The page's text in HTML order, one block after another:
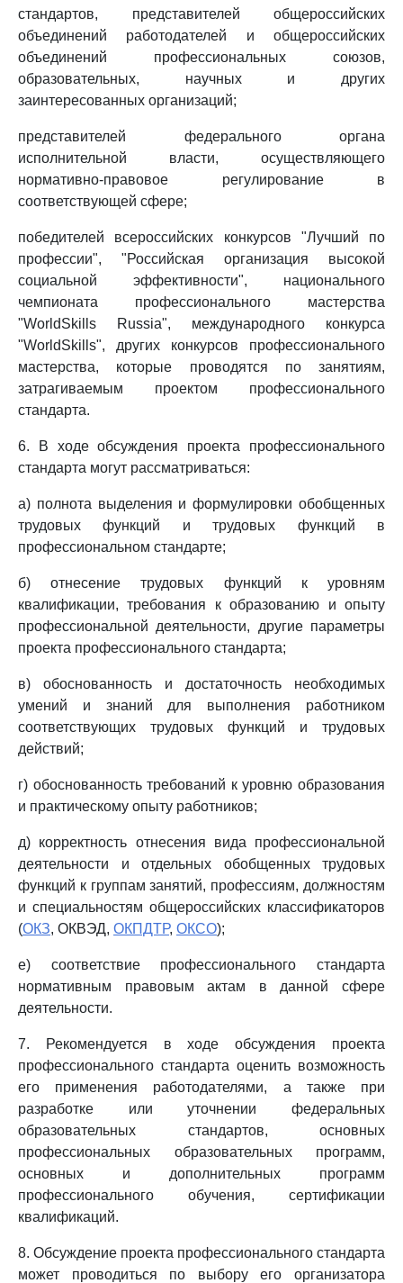
стандартов, представителей общероссийских
объединений работодателей и общероссийских
объединений профессиональных союзов,
образовательных, научных и других
заинтересованных организаций;
представителей федерального органа
исполнительной власти, осуществляющего
нормативно-правовое регулирование в
соответствующей сфере;
победителей всероссийских конкурсов "Лучший по
профессии", "Российская организация высокой
социальной эффективности", национального
чемпионата профессионального мастерства
"WorldSkills Russia", международного конкурса
"WorldSkills", других конкурсов профессионального
мастерства, которые проводятся по занятиям,
затрагиваемым проектом профессионального
стандарта.
6. В ходе обсуждения проекта профессионального
стандарта могут рассматриваться:
а) полнота выделения и формулировки обобщенных
трудовых функций и трудовых функций в
профессиональном стандарте;
б) отнесение трудовых функций к уровням
квалификации, требования к образованию и опыту
профессиональной деятельности, другие параметры
проекта профессионального стандарта;
в) обоснованность и достаточность необходимых
умений и знаний для выполнения работником
соответствующих трудовых функций и трудовых
действий;
г) обоснованность требований к уровню образования
и практическому опыту работников;
д) корректность отнесения вида профессиональной
деятельности и отдельных обобщенных трудовых
функций к группам занятий, профессиям, должностям
и специальностям общероссийских классификаторов
(ОКЗ, ОКВЭД, ОКПДТР, ОКСО);
е) соответствие профессионального стандарта
нормативным правовым актам в данной сфере
деятельности.
7. Рекомендуется в ходе обсуждения проекта
профессионального стандарта оценить возможность
его применения работодателями, а также при
разработке или уточнении федеральных
образовательных стандартов, основных
профессиональных образовательных программ,
основных и дополнительных программ
профессионального обучения, сертификации
квалификаций.
8. Обсуждение проекта профессионального стандарта
может проводиться по выбору его организатора